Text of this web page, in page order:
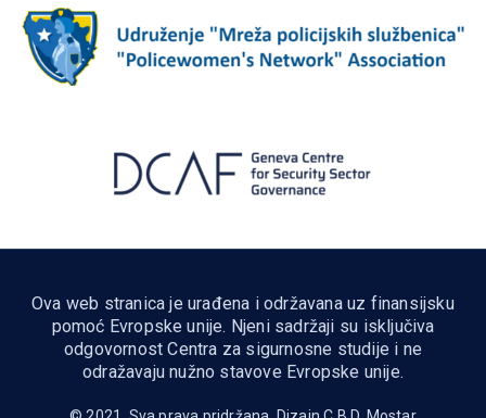
Ova web stranica je urađena i održavana uz finansijsku
pomoć Evropske unije. Njeni sadržaji su isključiva
odgovornost Centra za sigurnosne studije i ne
odražavaju nužno stavove Evropske unije.